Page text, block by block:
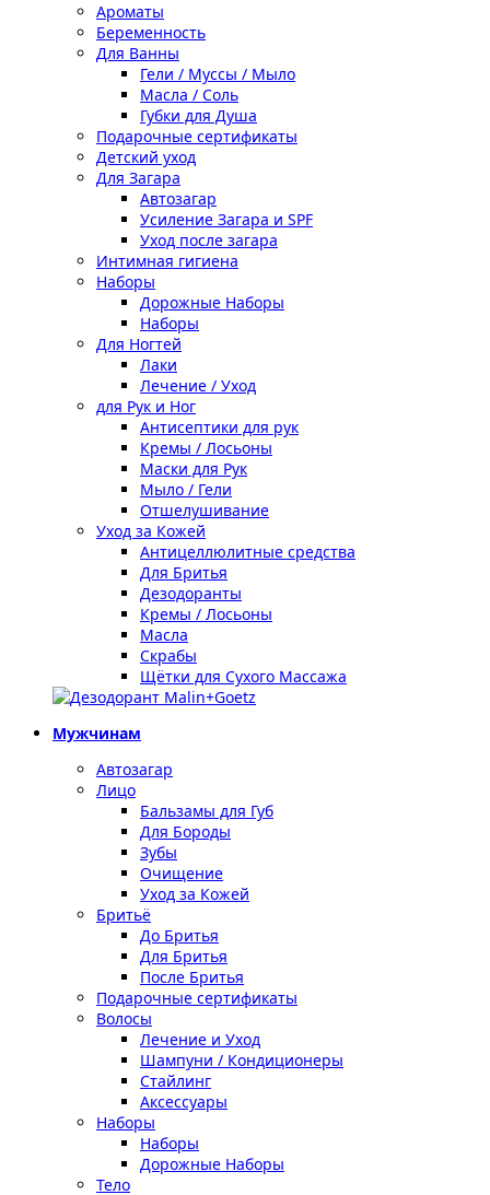
Ароматы
Беременность
Для Ванны
Гели / Муссы / Мыло
Масла / Соль
Губки для Душа
Подарочные сертификаты
Детский уход
Для Загара
Автозагар
Усиление Загара и SPF
Уход после загара
Интимная гигиена
Наборы
Дорожные Наборы
Наборы
Для Ногтей
Лаки
Лечение / Уход
для Рук и Ног
Антисептики для рук
Кремы / Лосьоны
Маски для Рук
Мыло / Гели
Отшелушивание
Уход за Кожей
Антицеллюлитные средства
Для Бритья
Дезодоранты
Кремы / Лосьоны
Масла
Скрабы
Щётки для Сухого Массажа
Мужчинам
Автозагар
Лицо
Бальзамы для Губ
Для Бороды
Зубы
Очищение
Уход за Кожей
Бритьё
До Бритья
Для Бритья
После Бритья
Подарочные сертификаты
Волосы
Лечение и Уход
Шампуни / Кондиционеры
Стайлинг
Аксессуары
Наборы
Наборы
Дорожные Наборы
Тело